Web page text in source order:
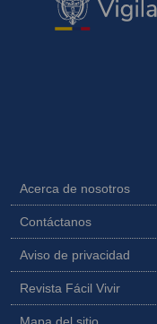
Acerca de nosotros
Contáctanos
Aviso de privacidad
Revista Fácil Vivir
Mapa del sitio